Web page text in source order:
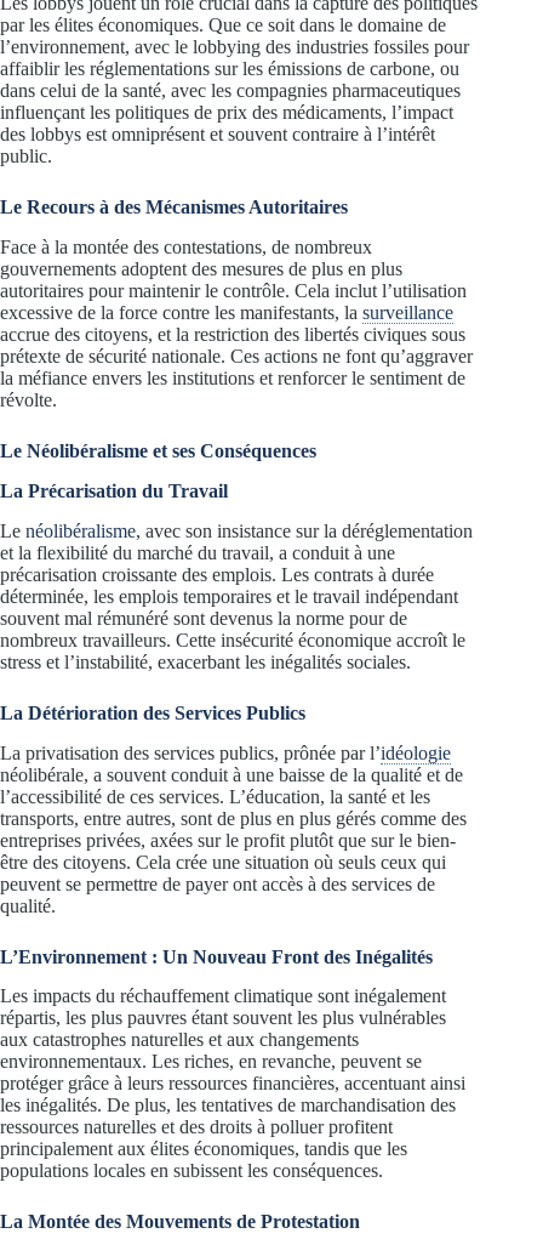
par les élites économiques. Que ce soit dans le domaine de
l’environnement, avec le lobbying des industries fossiles pour
affaiblir les réglementations sur les émissions de carbone, ou
dans celui de la santé, avec les compagnies pharmaceutiques
influençant les politiques de prix des médicaments, l’impact
des lobbys est omniprésent et souvent contraire à l’intérêt
public.
Le Recours à des Mécanismes Autoritaires
Face à la montée des contestations, de nombreux
gouvernements adoptent des mesures de plus en plus
autoritaires pour maintenir le contrôle. Cela inclut l’utilisation
excessive de la force contre les manifestants, la surveillance
accrue des citoyens, et la restriction des libertés civiques sous
prétexte de sécurité nationale. Ces actions ne font qu’aggraver
la méfiance envers les institutions et renforcer le sentiment de
révolte.
Le Néolibéralisme et ses Conséquences
La Précarisation du Travail
Le néolibéralisme, avec son insistance sur la déréglementation
et la flexibilité du marché du travail, a conduit à une
précarisation croissante des emplois. Les contrats à durée
déterminée, les emplois temporaires et le travail indépendant
souvent mal rémunéré sont devenus la norme pour de
nombreux travailleurs. Cette insécurité économique accroît le
stress et l’instabilité, exacerbant les inégalités sociales.
La Détérioration des Services Publics
La privatisation des services publics, prônée par l’idéologie
néolibérale, a souvent conduit à une baisse de la qualité et de
l’accessibilité de ces services. L’éducation, la santé et les
transports, entre autres, sont de plus en plus gérés comme des
entreprises privées, axées sur le profit plutôt que sur le bien-
être des citoyens. Cela crée une situation où seuls ceux qui
peuvent se permettre de payer ont accès à des services de
qualité.
L’Environnement : Un Nouveau Front des Inégalités
Les impacts du réchauffement climatique sont inégalement
répartis, les plus pauvres étant souvent les plus vulnérables
aux catastrophes naturelles et aux changements
environnementaux. Les riches, en revanche, peuvent se
protéger grâce à leurs ressources financières, accentuant ainsi
les inégalités. De plus, les tentatives de marchandisation des
ressources naturelles et des droits à polluer profitent
principalement aux élites économiques, tandis que les
populations locales en subissent les conséquences.
La Montée des Mouvements de Protestation